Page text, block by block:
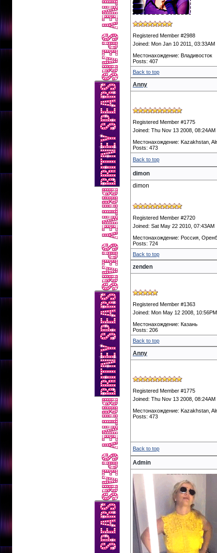
Registered Member #2988
Joined: Mon Jan 10 2011, 03:33AM
Местонахождение: Владивосток
Posts: 407
Back to top
Anny
Registered Member #1775
Joined: Thu Nov 13 2008, 08:24AM
Местонахождение: Kazakhstan,
Posts: 473
Back to top
dimon
dimon
Registered Member #2720
Joined: Sat May 22 2010, 07:43AM
Местонахождение: Россия,
Posts: 724
Back to top
zenden
Registered Member #1363
Joined: Mon May 12 2008, 10:56PM
Местонахождение: Казань
Posts: 206
Back to top
Anny
Registered Member #1775
Joined: Thu Nov 13 2008, 08:24AM
Местонахождение: Kazakhstan,
Posts: 473
Back to top
Admin